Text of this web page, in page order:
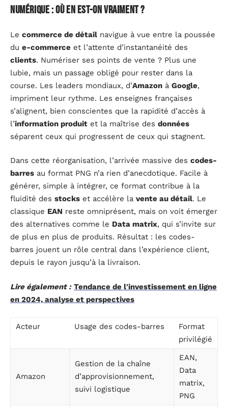
numérique : où en est-on vraiment ?
Le commerce de détail navigue à vue entre la poussée
du e-commerce et l’attente d’instantanéité des
clients. Numériser ses points de vente ? Plus une
lubie, mais un passage obligé pour rester dans la
course. Les leaders mondiaux, d’Amazon à Google,
impriment leur rythme. Les enseignes françaises
s’alignent, bien conscientes que la rapidité d’accès à
l’information produit et la maîtrise des données
séparent ceux qui progressent de ceux qui stagnent.
Dans cette réorganisation, l’arrivée massive des codes-
barres au format PNG n’a rien d’anecdotique. Facile à
générer, simple à intégrer, ce format contribue à la
fluidité des stocks et accélère la vente au détail. Le
classique EAN reste omniprésent, mais on voit émerger
des alternatives comme le Data matrix, qui s’invite sur
de plus en plus de produits. Résultat : les codes-
barres jouent un rôle central dans l’expérience client,
depuis le rayon jusqu’à la livraison.
Lire également : Tendance de l'investissement en ligne
en 2024, analyse et perspectives
Acteur Usage des codes-barres
Format
privilégié
Amazon
Gestion de la chaîne
d’approvisionnement,
suivi logistique
EAN,
Data
matrix,
PNG